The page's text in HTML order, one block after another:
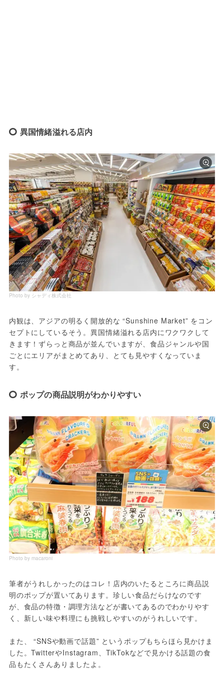
異国情緒溢れる店内
Photo by シャディ株式会社
内観は、アジアの明るく開放的な “Sunshine Market” をコン
セプトにしているそう。異国情緒溢れる店内にワクワクして
きます！ずらっと商品が並んでいますが、食品ジャンルや国
ごとにエリアがまとめてあり、とても見やすくなっていま
す。
ポップの商品説明がわかりやすい
Photo by macaroni
筆者がうれしかったのはコレ！店内のいたるところに商品説
明のポップが置いてあります。珍しい食品だらけなのです
が、食品の特徴・調理方法などが書いてあるのでわかりやす
く、新しい味や料理にも挑戦しやすいのがうれしいです。
また、 “SNSや動画で話題” というポップもちらほら見かけま
した。TwitterやInstagram、TikTokなどで見かける話題の食
品もたくさんありましたよ。